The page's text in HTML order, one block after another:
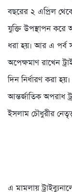
বছরের ২ এপ্রিল
যুক্তি উপস্থাপন করে
ধরা হয়। আর এ পর্ব
অপেক্ষমাণ রাখেন
দিন নির্ধারণ করা
আন্তর্জাতিক অপরাধ
ইসলাম চৌধুরীর
এ মামলায়